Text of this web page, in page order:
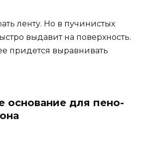
ленту. Но в пучинистых
выдавит на поверхность.
придется выравнивать
основание для пено-